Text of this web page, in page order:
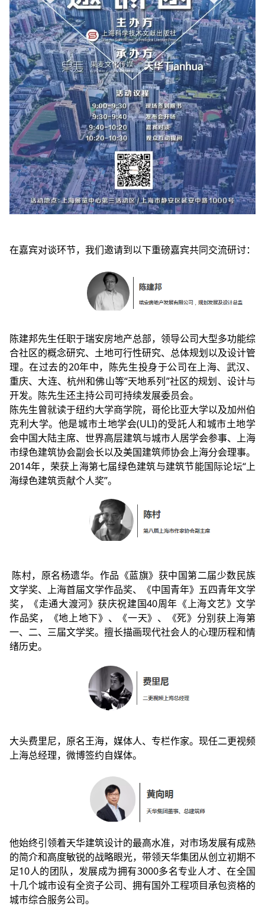
在嘉宾对谈环节，我们邀请到以下重磅嘉宾共同交流研讨：
陈建邦先生任职于瑞安房地产总部，领导公司大型多功能综
合社区的概念研究、土地可行性研究、总体规划以及设计管
理。在过去的20年中，陈先生投身于公司在上海、武汉、
重庆、大连、杭州和佛山等“天地系列”社区的规划、设计与
开发。陈先生还主持公司可持续发展委员会。
陈先生曾就读于纽约大学商学院，哥伦比亚大学以及加州伯
克利大学。他是城市土地学会(ULI)的受託人和城市土地学
会中国大陆主席、世界高层建筑与城市人居学会参事、上海
市绿色建筑协会副会长以及美国建筑师协会上海分会理事。
2014年，荣获上海第七届绿色建筑与建筑节能国际论坛“上
海绿色建筑贡献个人奖”。
陈村，原名杨遗华。作品《蓝旗》获中国第二届少数民族
文学奖、上海首届文学作品奖、《中国青年》五四青年文学
奖，《走通大渡河》获庆祝建国40周年《上海文艺》文学
作品奖，《地上地下》、《一天》、《死》分别获上海第
一、二、三届文学奖。擅长描画现代社会人的心理历程和情
绪历史。
大头费里尼，原名王海，媒体人、专栏作家。现任二更视频
上海总经理，微博签约自媒体。
他始终引领着天华建筑设计的最高水准，对市场发展有成熟
的简介和高度敏锐的战略眼光，带领天华集团从创立初期不
足10人的团队，发展成为拥有3000多名专业人才、在全国
十几个城市设有全资子公司、拥有国外工程项目承包资格的
城市综合服务公司。